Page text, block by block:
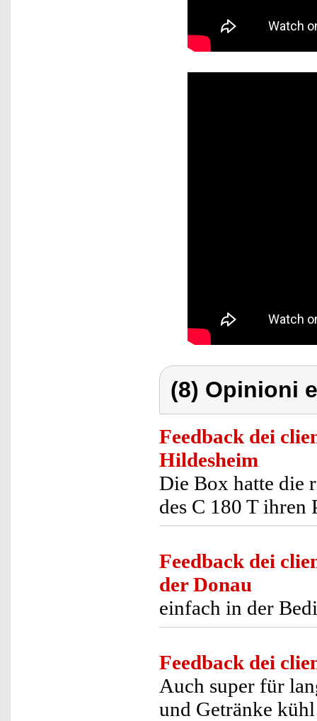
(8) Opinioni
Feedback dei
Hildesheim
Die Box hatte die
des C 180 T ihren
Feedback dei
der Donau
einfach in der
Feedback dei
Auch super für
und Getränke